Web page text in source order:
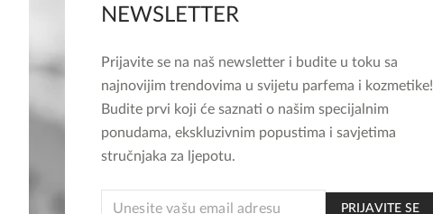
NEWSLETTER
Prijavite se na naš newsletter i budite u toku sa
najnovijim trendovima u svijetu parfema i kozmetike!
Budite prvi koji će saznati o našim specijalnim
ponudama, ekskluzivnim popustima i savjetima
stručnjaka za ljepotu.
* *
PRIJAVITE SE